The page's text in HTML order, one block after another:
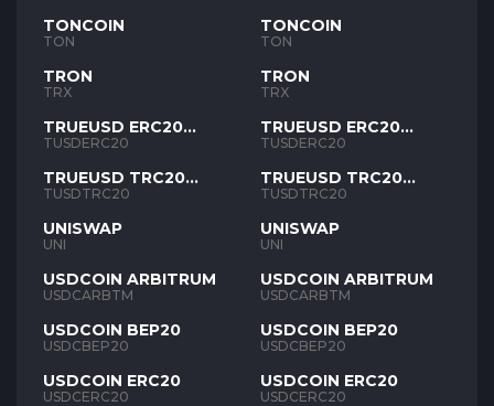
TONCOIN
TON
TRON
TRX
TRUEUSD ERC20
TUSD
TUSDERC20
TRUEUSD TRC20
TUSD
TUSDTRC20
UNISWAP
UNI
USDCOIN ARBITRUM
USDCARBTM
USDCOIN BEP20
USDCBEP20
USDCOIN ERC20
USDCERC20
TONCOIN
TON
TRON
TRX
TRUEUSD ERC20
TUSD
TUSDERC20
TRUEUSD TRC20
TUSD
TUSDTRC20
UNISWAP
UNI
USDCOIN ARBITRUM
USDCARBTM
USDCOIN BEP20
USDCBEP20
USDCOIN ERC20
USDCERC20